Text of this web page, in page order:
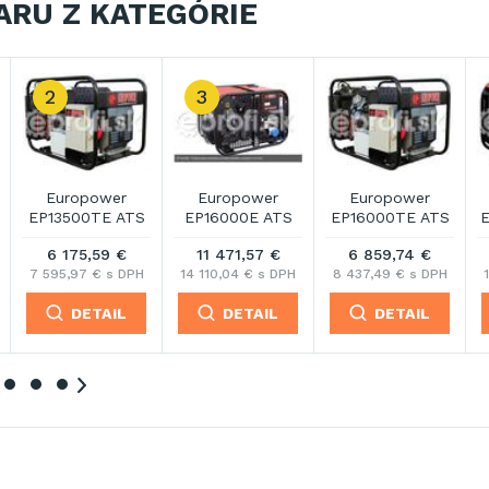
Z KATEGÓRIE
Europower
EP20000TE ATS
11 294,42 €
13 892,14 € s DPH
DETAIL
Europower
EP2500E PDM1
2 740,07 €
3 370,29 € s DPH
DETAIL
Europower
EP4100E PDM1
3 335,19 €
4 102,28 € s DPH
DETAIL